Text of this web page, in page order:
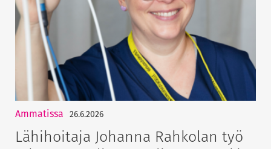
Ammatissa 26.6.2026
Lähihoitaja Johanna Rahkolan työ